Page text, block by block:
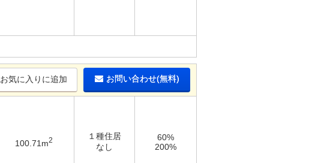
お気に入りに追加 お問い合わせ(無料)
100.71m2
１種住居
なし
60%
200%